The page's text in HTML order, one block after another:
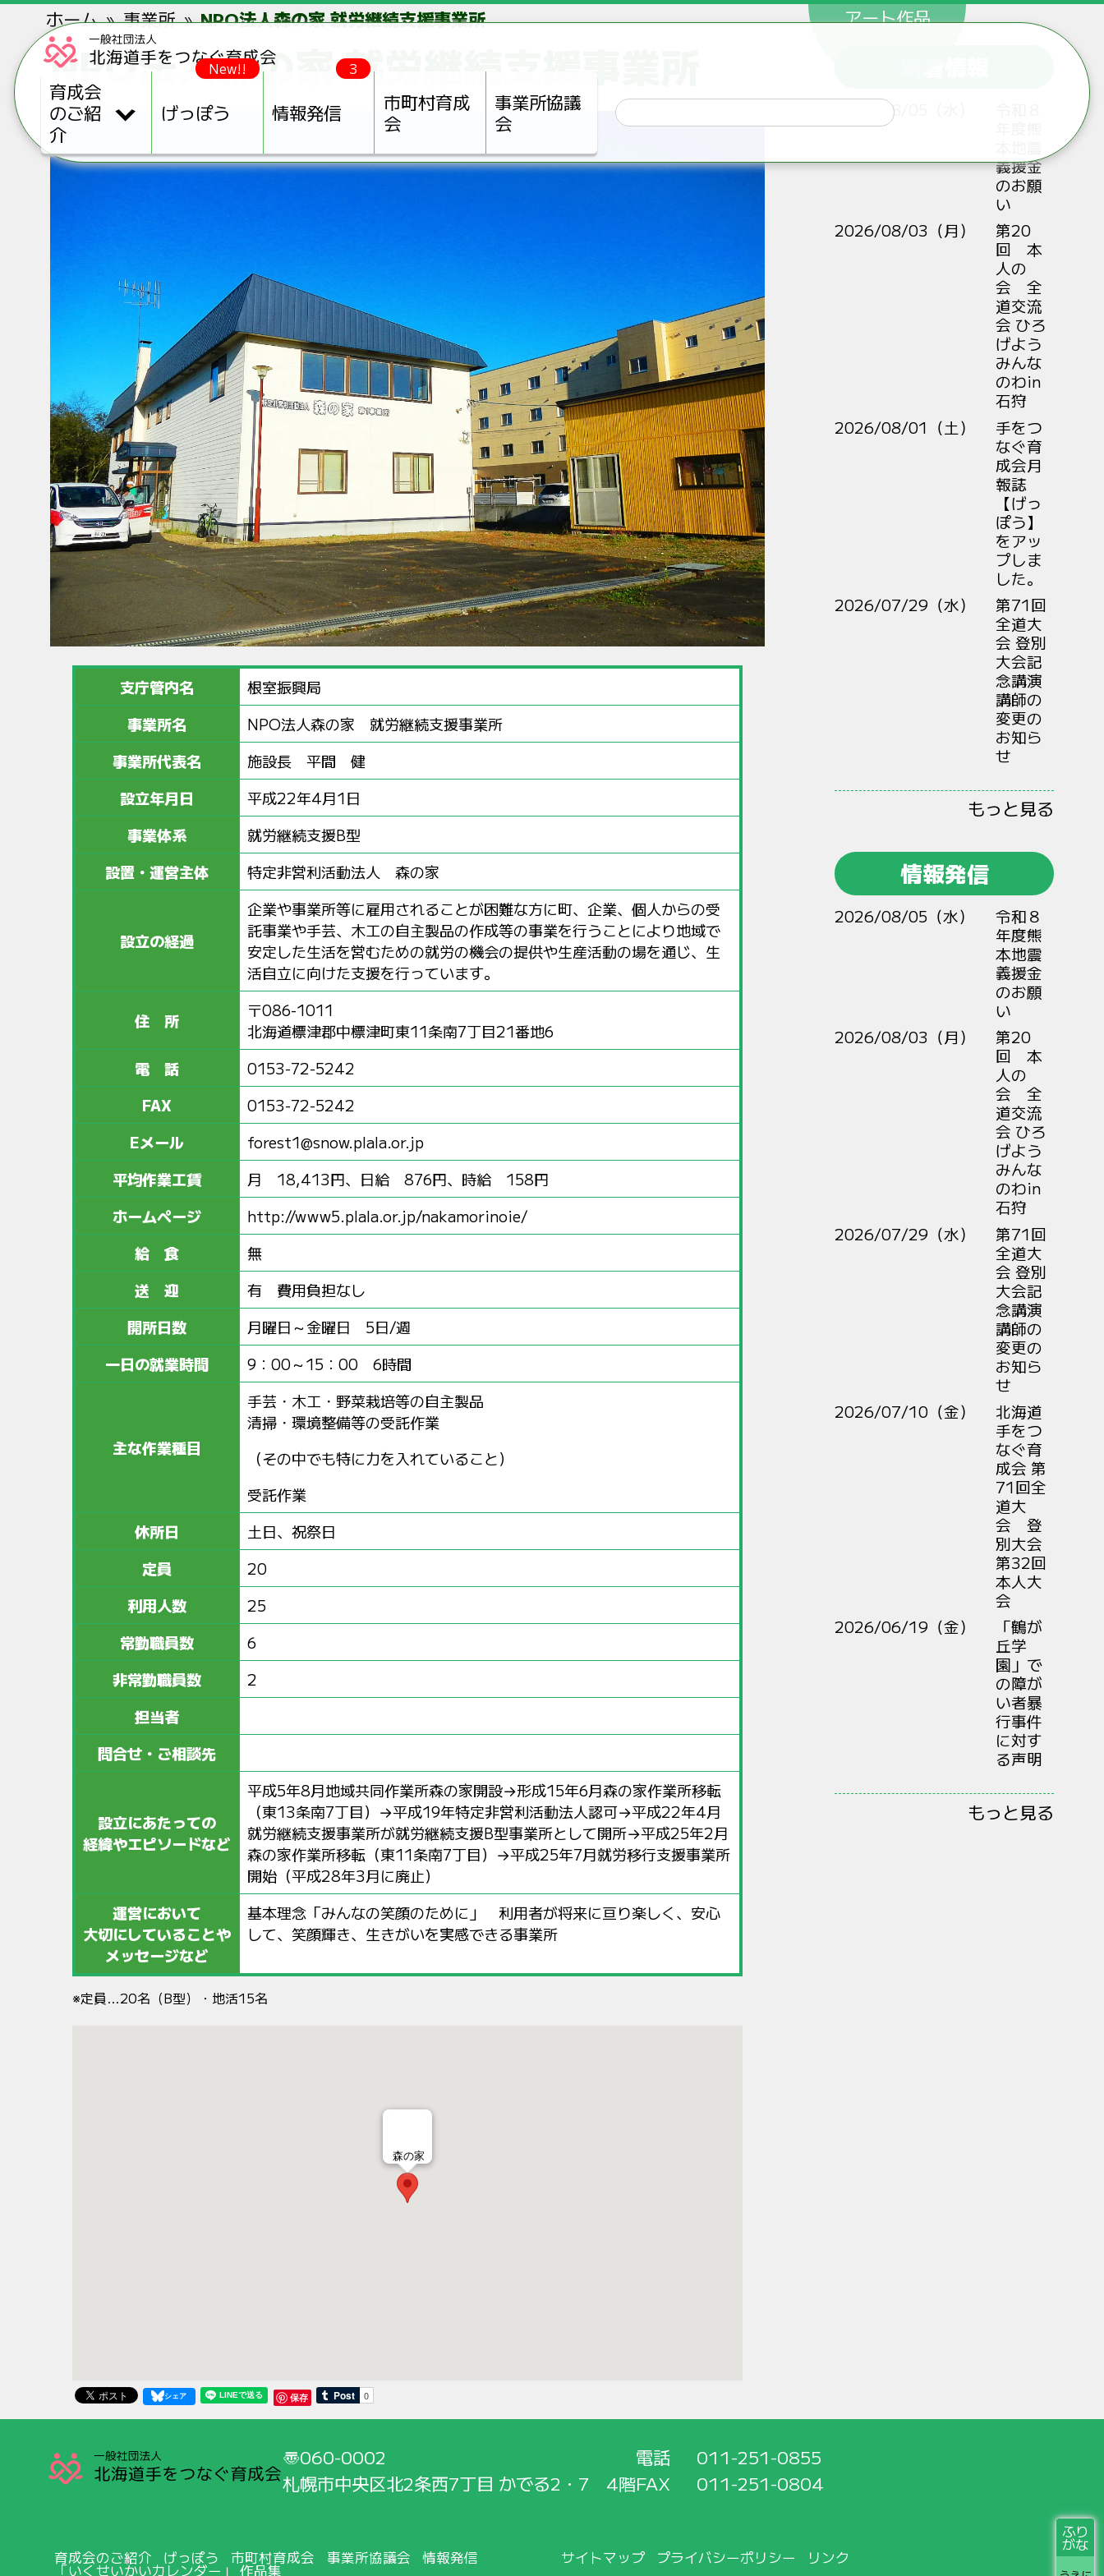
育成会
のご紹
介
New!!
げっぽう
3
情報発信
市町村育成
会
事業所協議
会
アート作品
ホーム 事業所 NPO法人森の家 就労継続支援事業所
NPO法人森の家 就労継続支援事業所
支庁管内名
根室振興局
事業所名
NPO法人森の家 就労継続支援事業所
事業所代表名
施設長 平間 健
設立年月日
平成22年4月1日
事業体系
就労継続支援B型
設置・運営主体
特定非営利活動法人 森の家
設立の経過
企業や事業所等に雇用されることが困難な方に町、企業、個人からの受
託事業や手芸、木工の自主製品の作成等の事業を行うことにより地域で
安定した生活を営むための就労の機会の提供や生産活動の場を通じ、生
活自立に向けた支援を行っています。
住 所
〒086-1011
北海道標津郡中標津町東11条南7丁目21番地6
電 話
0153-72-5242
FAX
0153-72-5242
Eメール
forest1@snow.plala.or.jp
平均作業工賃
月 18,413円、日給 876円、時給 158円
ホームページ
http://www5.plala.or.jp/nakamorinoie/
給 食
無
送 迎
有 費用負担なし
開所日数
月曜日～金曜日 5日/週
一日の就業時間
9：00～15：00 6時間
主な作業種目
手芸・木工・野菜栽培等の自主製品
清掃・環境整備等の受託作業
（その中でも特に力を入れていること）
受託作業
休所日
土日、祝祭日
定員
20
利用人数
25
常勤職員数
6
非常勤職員数
2
担当者
問合せ・ご相談先
設立にあたっての
経緯やエピソードなど
平成5年8月地域共同作業所森の家開設→形成15年6月森の家作業所移転
（東13条南7丁目）→平成19年特定非営利活動法人認可→平成22年4月
就労継続支援事業所が就労継続支援B型事業所として開所→平成25年2月
森の家作業所移転（東11条南7丁目）→平成25年7月就労移行支援事業所
開始（平成28年3月に廃止）
運営において
大切にしていることや
メッセージなど
基本理念「みんなの笑顔のために」 利用者が将来に亘り楽しく、安心
して、笑顔輝き、生きがいを実感できる事業所
※定員…20名（B型）・地活15名
森の家
保存
2026/08/05（水）
義援金
のお願
い
2026/08/03（月）
第20
回 本
人の
会 全
道交流
会 ひろ
げよう
みんな
のわin
石狩
2026/08/01（土）
手をつ
なぐ育
成会月
報誌
【げっ
ぽう】
をアッ
プしま
した。
2026/07/29（水）
第71回
全道大
会 登別
大会記
念講演
講師の
変更の
お知ら
せ
もっと見る
情報発信
2026/08/05（水）
令和８
年度熊
本地震
義援金
のお願
い
2026/08/03（月）
第20
回 本
人の
会 全
道交流
会 ひろ
げよう
みんな
のわin
石狩
2026/07/29（水）
第71回
全道大
会 登別
大会記
念講演
講師の
変更の
お知ら
せ
2026/07/10（金）
北海道
手をつ
なぐ育
成会 第
71回全
道大
会 登
別大会
第32回
本人大
会
2026/06/19（金）
「鶴が
丘学
園」で
の障が
い者暴
行事件
に対す
る声明
もっと見る
060-0002
札幌市中央区北2条西7丁目 かでる2・7 4階
電話
011-251-0855
FAX
011-251-0804
育成会のご紹介 げっぽう 市町村育成会 事業所協議会 情報発信
「いくせいかいカレンダー」 作品集
サイトマップ プライバシーポリシー リンク
ふり
がな